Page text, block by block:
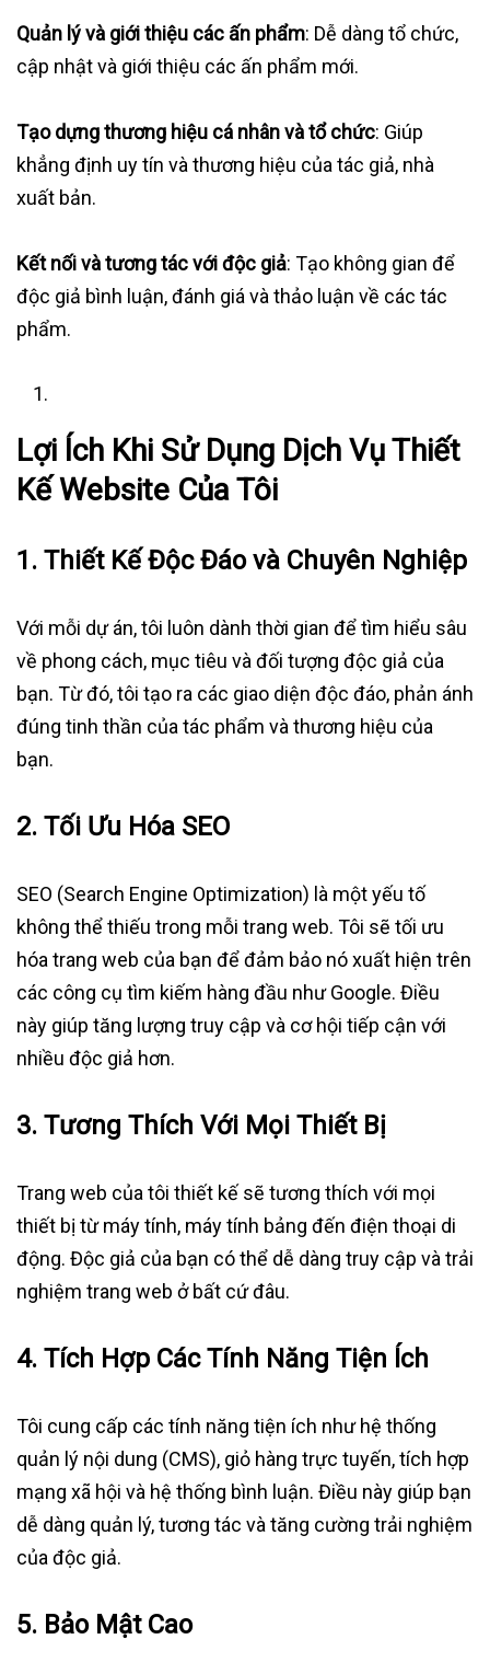
Quản lý và giới thiệu các ấn phẩm: Dễ dàng tổ chức,
cập nhật và giới thiệu các ấn phẩm mới.
Tạo dựng thương hiệu cá nhân và tổ chức: Giúp
khẳng định uy tín và thương hiệu của tác giả, nhà
xuất bản.
Kết nối và tương tác với độc giả: Tạo không gian để
độc giả bình luận, đánh giá và thảo luận về các tác
phẩm.
Lợi Ích Khi Sử Dụng Dịch Vụ Thiết
Kế Website Của Tôi
1. Thiết Kế Độc Đáo và Chuyên Nghiệp
Với mỗi dự án, tôi luôn dành thời gian để tìm hiểu sâu
về phong cách, mục tiêu và đối tượng độc giả của
bạn. Từ đó, tôi tạo ra các giao diện độc đáo, phản ánh
đúng tinh thần của tác phẩm và thương hiệu của
bạn.
2. Tối Ưu Hóa SEO
SEO (Search Engine Optimization) là một yếu tố
không thể thiếu trong mỗi trang web. Tôi sẽ tối ưu
hóa trang web của bạn để đảm bảo nó xuất hiện trên
các công cụ tìm kiếm hàng đầu như Google. Điều
này giúp tăng lượng truy cập và cơ hội tiếp cận với
nhiều độc giả hơn.
3. Tương Thích Với Mọi Thiết Bị
Trang web của tôi thiết kế sẽ tương thích với mọi
thiết bị từ máy tính, máy tính bảng đến điện thoại di
động. Độc giả của bạn có thể dễ dàng truy cập và trải
nghiệm trang web ở bất cứ đâu.
4. Tích Hợp Các Tính Năng Tiện Ích
Tôi cung cấp các tính năng tiện ích như hệ thống
quản lý nội dung (CMS), giỏ hàng trực tuyến, tích hợp
mạng xã hội và hệ thống bình luận. Điều này giúp bạn
dễ dàng quản lý, tương tác và tăng cường trải nghiệm
của độc giả.
5. Bảo Mật Cao